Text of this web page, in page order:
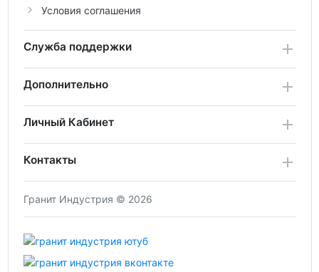
Условия соглашения
Служба поддержки
Дополнительно
Личный Кабинет
Контакты
Гранит Индустрия © 2026